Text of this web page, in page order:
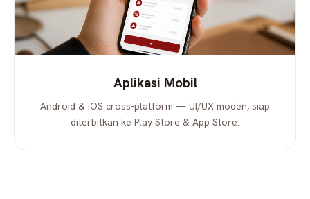
Aplikasi Mobil
Android & iOS cross-platform — UI/UX moden, siap
diterbitkan ke Play Store & App Store.